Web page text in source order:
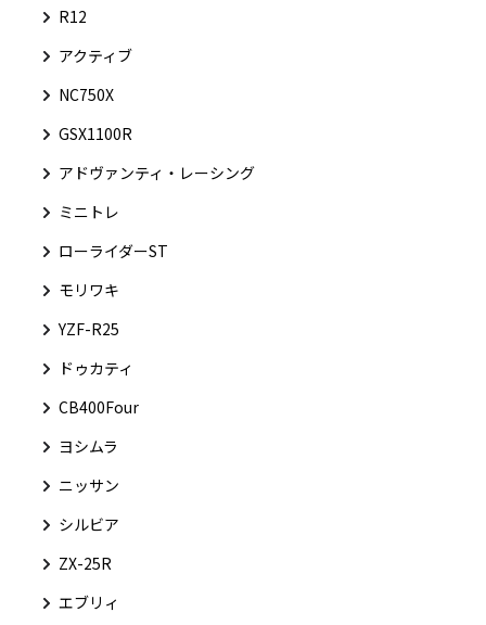
R12
アクティブ
NC750X
GSX1100R
アドヴァンティ・レーシング
ミニトレ
ローライダーST
モリワキ
YZF-R25
ドゥカティ
CB400Four
ヨシムラ
ニッサン
シルビア
ZX-25R
エブリィ